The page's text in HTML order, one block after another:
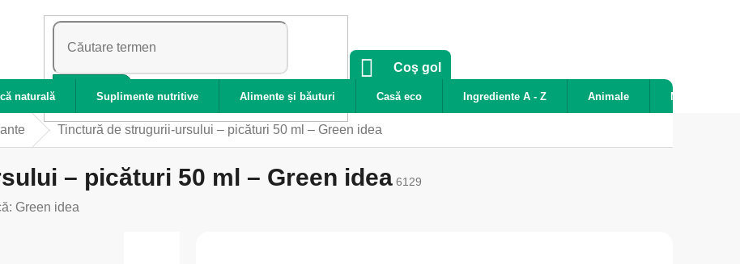
CĂUTARE
COŞ
CUMPĂRĂTURI
Coş gol
naturală Suplimente nutritive Alimente și băuturi Casă eco Ingrediente A - Z Animale Noutăți
Tinctură de strugurii-ursului – picături 50 ml – Green idea
– picături 50 ml – Green idea 6129
Green idea